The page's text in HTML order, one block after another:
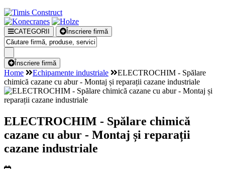
CATEGORII Înscriere firmă
Înscriere firmă
Home Echipamente industriale
ELECTROCHIM - Spălare
chimică cazane cu abur - Montaj și reparații cazane industriale
ELECTROCHIM - Spălare chimică
cazane cu abur - Montaj și reparații
cazane industriale